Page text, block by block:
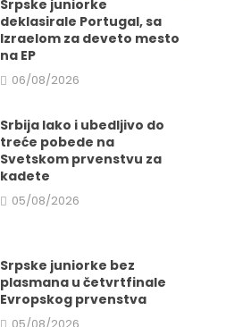
Srpske juniorke
deklasirale Portugal, sa
Izraelom za deveto mesto
na EP
06/08/2026
Srbija lako i ubedljivo do
treće pobede na
Svetskom prvenstvu za
kadete
05/08/2026
Srpske juniorke bez
plasmana u četvrtfinale
Evropskog prvenstva